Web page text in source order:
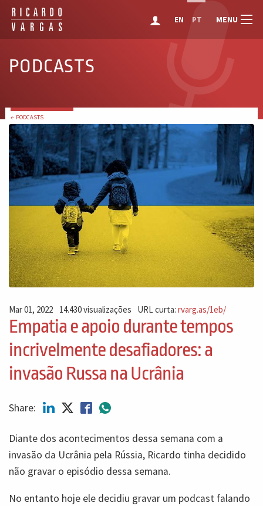
EN PT MENU
PODCASTS
← PODCASTS
Mar 01, 2022 14.430 visualizações URL curta:rvarg.as/1eb/
Empatia e apoio durante tempos
incrivelmente desafiadores: a
invasão Russa na Ucrânia
Share:
Diante dos acontecimentos dessa semana com a
invasão da Ucrânia pela Rússia, Ricardo tinha decidido
não gravar o episódio dessa semana.
No entanto hoje ele decidiu gravar um podcast falando